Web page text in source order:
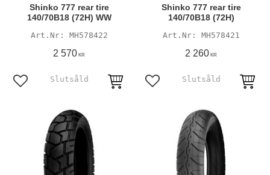
Shinko 777 rear tire
140/70B18 (72H) WW
MH578422
2 570 KR
Lägg till i favoriter
Shinko 777 rear tire
140/70B18 (72H)
MH578421
2 260 KR
Lägg till i favoriter